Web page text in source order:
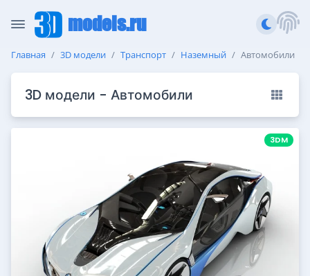
models.ru
Главная 3D модели Транспорт Наземный Автомобили
3D модели - Автомобили
3DM